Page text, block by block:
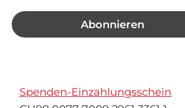
Spenden-Einzahlungsschein